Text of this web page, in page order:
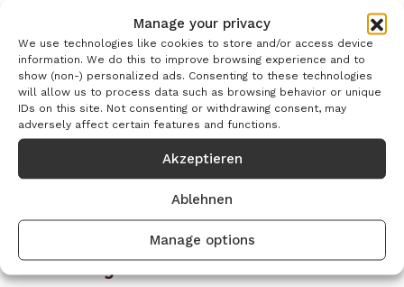
Manage your privacy
We use technologies like cookies to store and/or access device
information. We do this to improve browsing experience and to
show (non-) personalized ads. Consenting to these technologies
will allow us to process data such as browsing behavior or unique
IDs on this site. Not consenting or withdrawing consent, may
adversely affect certain features and functions.
Akzeptieren
Ablehnen
Manage options
Elektrogeräte besser vom Fachmann
reparieren lassen. Jeder Stromschlag kann
schwerwiegende Folgen nach sich ziehen, vor
allem gefährliche Herzrhythmusstörungen.
Grundsätzlich ist es also dringend angeraten,
sich nach einem Stromschlag ärztlich
untersuchen zu lassen. Bemerken Sie Krämpfe
oder Atemnot, sofort den Notarzt rufen!
Knochenbrüche – Arztbesuch nicht